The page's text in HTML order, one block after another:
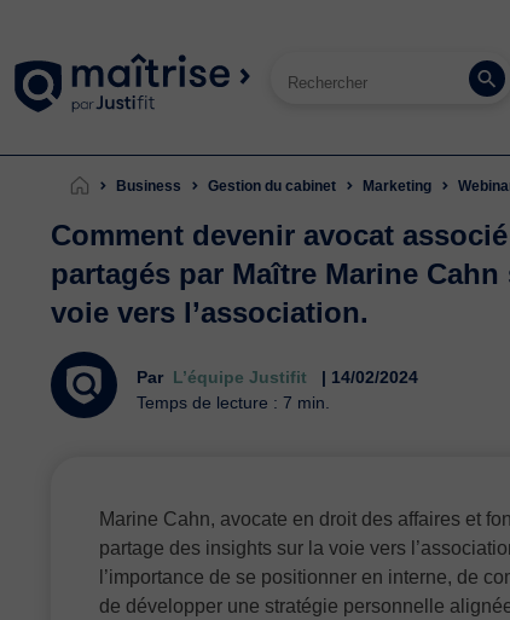
Business Gestion du cabinet Marketing
Comment devenir avocat
partagés par Maître Marine
voie vers l’association.
Par L’équipe Justifit
| 14/02/2024
Temps de lecture : 7 min.
Marine Cahn, avocate en droit des affaires et
partage des insights sur la voie vers
l’importance de se positionner en interne, de
de développer une stratégie personnelle